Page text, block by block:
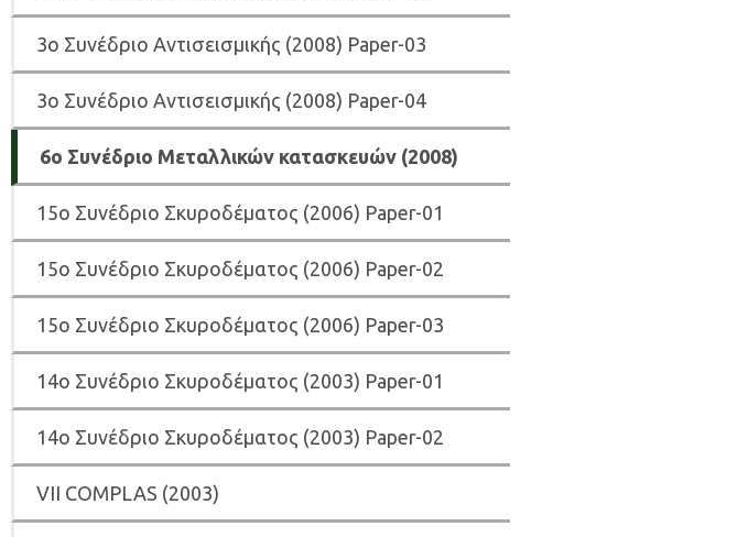
3o Συνέδριο Αντισεισμικής (2008) Paper-03
3o Συνέδριο Αντισεισμικής (2008) Paper-04
6o Συνέδριο Μεταλλικών κατασκευών (2008)
15o Συνέδριο Σκυροδέματος (2006) Paper-01
15o Συνέδριο Σκυροδέματος (2006) Paper-02
15o Συνέδριο Σκυροδέματος (2006) Paper-03
14ο Συνέδριο Σκυροδέματος (2003) Paper-01
14ο Συνέδριο Σκυροδέματος (2003) Paper-02
VII COMPLAS (2003)